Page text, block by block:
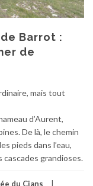
Barrot :
de
mais tout
d’Aurent,
De là, le chemin
pieds dans l’eau,
cascades grandioses.
du Cians